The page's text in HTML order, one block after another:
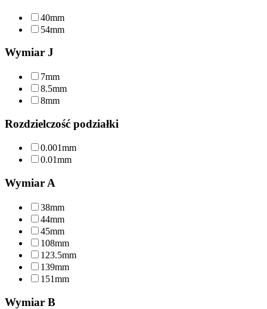
40mm
54mm
Wymiar J
7mm
8.5mm
8mm
Rozdzielczość podziałki
0.001mm
0.01mm
Wymiar A
38mm
44mm
45mm
108mm
123.5mm
139mm
151mm
Wymiar B